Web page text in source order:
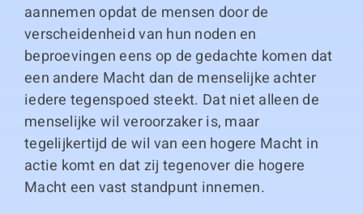
aannemen opdat de mensen door de
verscheidenheid van hun noden en
beproevingen eens op de gedachte komen dat
een andere Macht dan de menselijke achter
iedere tegenspoed steekt. Dat niet alleen de
menselijke wil veroorzaker is, maar
tegelijkertijd de wil van een hogere Macht in
actie komt en dat zij tegenover die hogere
Macht een vast standpunt innemen.